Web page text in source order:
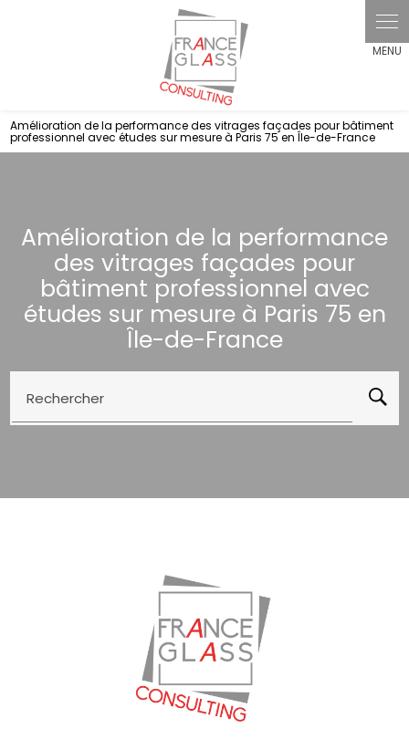
Amélioration de la performance des vitrages façades pour bâtiment
professionnel avec études sur mesure à Paris 75 en Île-de-France
Amélioration de la performance
des vitrages façades pour
bâtiment professionnel avec
études sur mesure à Paris 75 en
Île-de-France
Rechercher
Panneau de gestion des cookies